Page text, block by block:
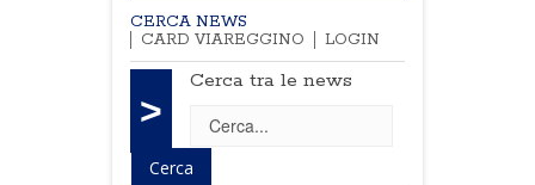
CERCA NEWS
CARD VIAREGGINO
LOGIN
>
Cerca tra le news